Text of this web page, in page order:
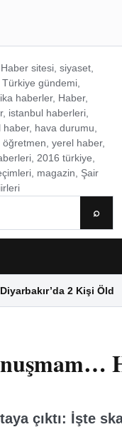
sitesi, siyaset,
gündemi,
haberler, Haber,
istanbul haberleri,
haber, hava durumu,
öğretmen, yerel haber,
2016 türkiye,
magazin, Şair
⌕
Diyarbakır’da 2 Kişi Öldü
çıktı: İşte